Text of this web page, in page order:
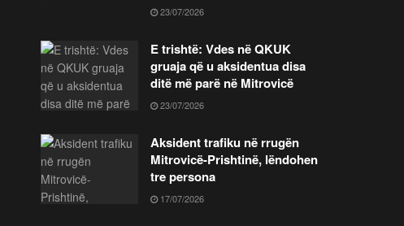
23/07/2026
E trishtë: Vdes në QKUK
gruaja që u aksidentua disa
ditë më parë në Mitrovicë
23/07/2026
Aksident trafiku në rrugën
Mitrovicë-Prishtinë, lëndohen
tre persona
17/07/2026